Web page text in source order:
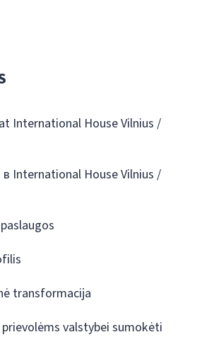
International House Vilnius /
в International House Vilnius /
transformacija
prievolėms valstybei sumokėti